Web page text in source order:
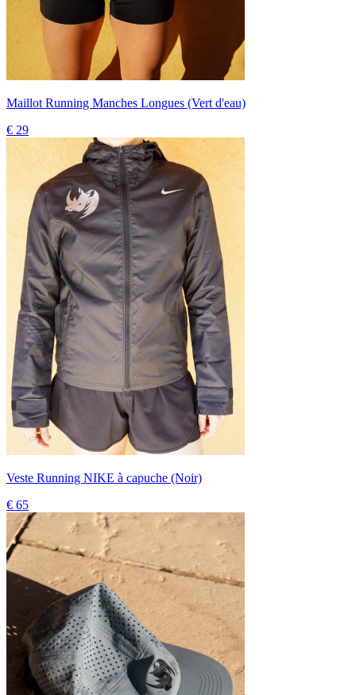
Maillot Running Manches Longues (Vert d'eau)
€ 29
Veste Running NIKE à capuche (Noir)
€ 65